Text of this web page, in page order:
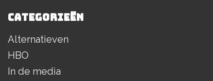
CATEGORIEËN
Alternatieven
HBO
In de media